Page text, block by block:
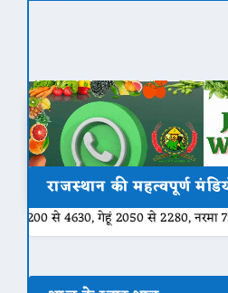
राजस्थान की महत्वपूर्ण
गेहूं 2050 से 2280, नरमा 7500 से